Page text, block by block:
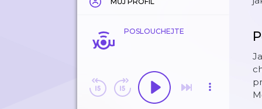
POSLOUCHEJTE